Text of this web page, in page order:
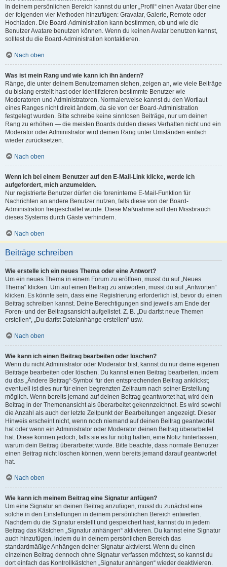
In deinem persönlichen Bereich kannst du unter „Profil“ einen Avatar über eine
der folgenden vier Methoden hinzufügen: Gravatar, Galerie, Remote oder
Hochladen. Die Board-Administration kann bestimmen, ob und wie die
Benutzer Avatare benutzen können. Wenn du keinen Avatar benutzen kannst,
solltest du die Board-Administration kontaktieren.
Nach oben
Was ist mein Rang und wie kann ich ihn ändern?
Ränge, die unter deinem Benutzernamen stehen, zeigen an, wie viele Beiträge
du bislang erstellt hast oder identifizieren bestimmte Benutzer wie
Moderatoren und Administratoren. Normalerweise kannst du den Wortlaut
eines Ranges nicht direkt ändern, da sie von der Board-Administration
festgelegt wurden. Bitte schreibe keine sinnlosen Beiträge, nur um deinen
Rang zu erhöhen — die meisten Boards dulden dieses Verhalten nicht und ein
Moderator oder Administrator wird deinen Rang unter Umständen einfach
wieder zurücksetzen.
Nach oben
Wenn ich bei einem Benutzer auf den E-Mail-Link klicke, werde ich
aufgefordert, mich anzumelden.
Nur registrierte Benutzer dürfen die foreninterne E-Mail-Funktion für
Nachrichten an andere Benutzer nutzen, falls diese von der Board-
Administration freigeschaltet wurde. Diese Maßnahme soll den Missbrauch
dieses Systems durch Gäste verhindern.
Nach oben
Beiträge schreiben
Wie erstelle ich ein neues Thema oder eine Antwort?
Um ein neues Thema in einem Forum zu eröffnen, musst du auf „Neues
Thema“ klicken. Um auf einen Beitrag zu antworten, musst du auf „Antworten“
klicken. Es könnte sein, dass eine Registrierung erforderlich ist, bevor du einen
Beitrag schreiben kannst. Deine Berechtigungen sind jeweils am Ende der
Foren- und der Beitragsansicht aufgelistet. Z. B. „Du darfst neue Themen
erstellen“, „Du darfst Dateianhänge erstellen“ usw.
Nach oben
Wie kann ich einen Beitrag bearbeiten oder löschen?
Wenn du nicht Administrator oder Moderator bist, kannst du nur deine eigenen
Beiträge bearbeiten oder löschen. Du kannst einen Beitrag bearbeiten, indem
du das „Ändere Beitrag“-Symbol für den entsprechenden Beitrag anklickst;
eventuell ist dies nur für einen begrenzten Zeitraum nach seiner Erstellung
möglich. Wenn bereits jemand auf deinen Beitrag geantwortet hat, wird dein
Beitrag in der Themenansicht als überarbeitet gekennzeichnet. Es wird sowohl
die Anzahl als auch der letzte Zeitpunkt der Bearbeitungen angezeigt. Dieser
Hinweis erscheint nicht, wenn noch niemand auf deinen Beitrag geantwortet
hat oder wenn ein Administrator oder Moderator deinen Beitrag überarbeitet
hat. Diese können jedoch, falls sie es für nötig halten, eine Notiz hinterlassen,
warum dein Beitrag überarbeitet wurde. Bitte beachte, dass normale Benutzer
einen Beitrag nicht löschen können, wenn bereits jemand darauf geantwortet
hat.
Nach oben
Wie kann ich meinem Beitrag eine Signatur anfügen?
Um eine Signatur an deinen Beitrag anzufügen, musst du zunächst eine
solche in den Einstellungen in deinem persönlichen Bereich entwerfen.
Nachdem du die Signatur erstellt und gespeichert hast, kannst du in jedem
Beitrag das Kästchen „Signatur anhängen“ aktivieren. Du kannst eine Signatur
auch hinzufügen, indem du in deinem persönlichen Bereich das
standardmäßige Anhängen deiner Signatur aktivierst. Wenn du einen
einzelnen Beitrag dennoch ohne Signatur verfassen möchtest, so kannst du
dort einfach das Kontrollkästchen „Signatur anhängen“ wieder deaktivieren.